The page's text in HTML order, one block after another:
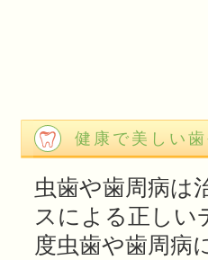
健康で美しい
虫歯や歯周病は
スによる正しい
度虫歯や歯周病